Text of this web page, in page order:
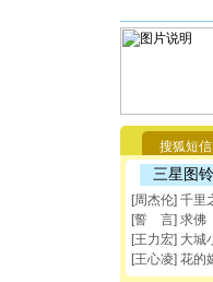
搜狐短信
三星图
[周杰伦] 千里
[誓 言] 求佛
[王力宏] 大城
[王心凌] 花的